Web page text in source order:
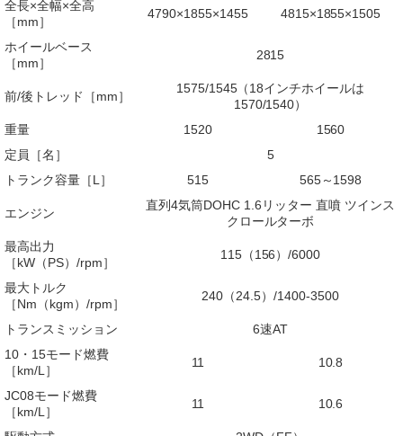
全長×全幅×全高
［mm］
4790×1855×1455 4815×1855×1505
ホイールベース
［mm］
2815
前/後トレッド［mm］
1575/1545（18インチホイールは
1570/1540）
重量
1520
1560
定員［名］
5
トランク容量［L］
515 565～1598
エンジン
直列4気筒DOHC 1.6リッター 直噴 ツインス
クロールターボ
最高出力
［kW（PS）/rpm］
115（156）/6000
最大トルク
［Nm（kgm）/rpm］
240（24.5）/1400-3500
トランスミッション
6速AT
10・15モード燃費
［km/L］
11 10.8
JC08モード燃費
［km/L］
11 10.6